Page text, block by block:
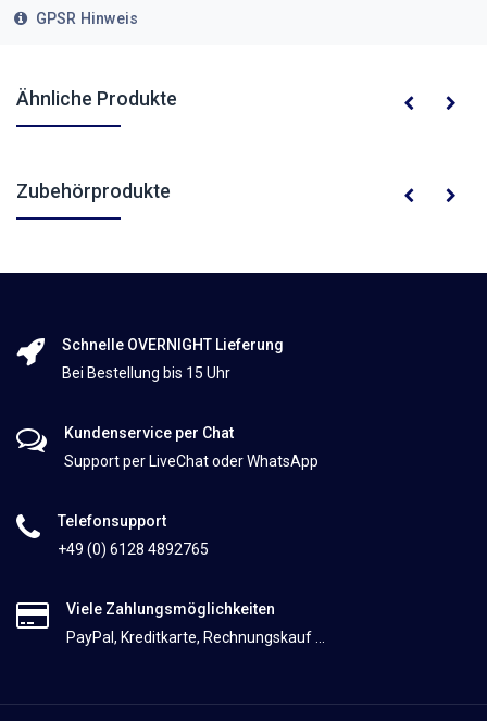
GPSR Hinweis
Ähnliche Produkte
Zubehörprodukte
Schnelle OVERNIGHT Lieferung
Bei Bestellung bis 15 Uhr
Kundenservice per Chat
Support per LiveChat oder WhatsApp
Telefonsupport
+49 (0) 6128 4892765
Viele Zahlungsmöglichkeiten
PayPal, Kreditkarte, Rechnungskauf ...